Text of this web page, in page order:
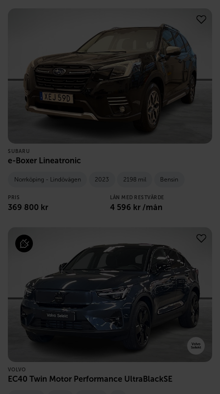
SUBARU
e-Boxer Lineatronic
Norrköping - Lindövägen 2023 2198 mil Bensin
PRIS
369 800 kr
LÅN MED RESTVÄRDE
4 596 kr /mån
VOLVO
EC40 Twin Motor Performance UltraBlackSE